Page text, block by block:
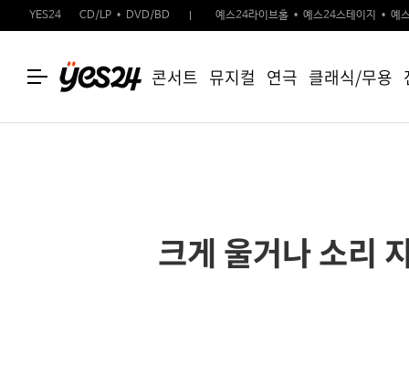
YES24 CD/LP DVD/BD 예스24라이브홀 예스24스테이지 예
콘서트 뮤지컬 연극 클래식/무용
크게 울거나 소리